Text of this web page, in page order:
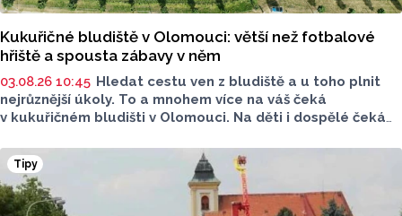
Kukuřičné bludiště v Olomouci: větší než fotbalové
hřiště a spousta zábavy v něm
03.08.26 10:45 Hledat cestu ven z bludiště a u toho plnit
nejrůznější úkoly. To a mnohem více na váš čeká
v kukuřičném bludišti v Olomouci. Na děti i dospělé čeká
úkolů, pohyb na čerstvém vzduchu a hlavně spoustu
zábavy. To vše a mnohem víc na ploše větší než fotbalové
hřiště.
Tipy